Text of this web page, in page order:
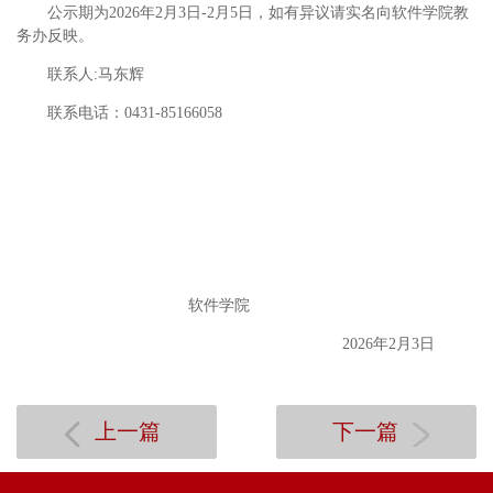
公示期为2026年2月 3 日 -2月5日，如有异议请实名向软件学院教
务办反映。
联系人 :马东辉
联系电话： 0431-85166058
软件学院
2026年2月 3 日
上一篇 下一篇